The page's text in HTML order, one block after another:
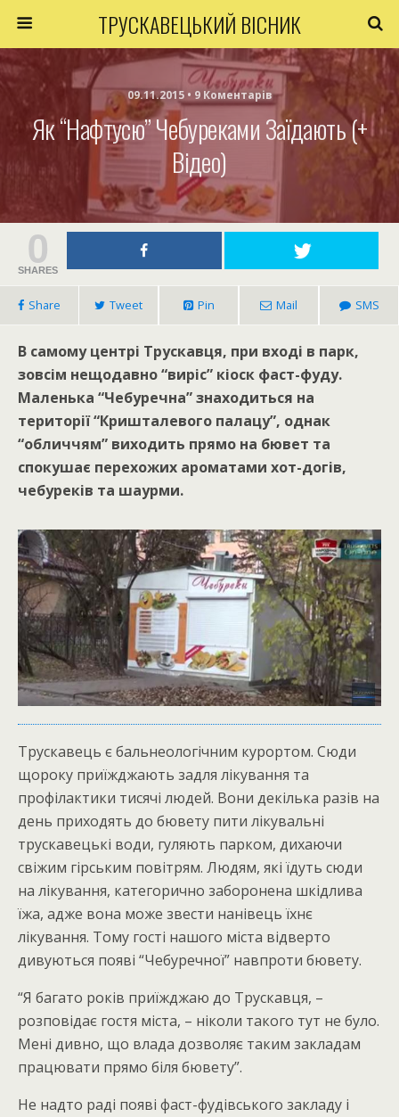
ТРУСКАВЕЦЬКИЙ ВІСНИК
09.11.2015 • 9 Коментарів
Як “Нафтусю” Чебуреками Заїдають (+
Відео)
0
SHARES
Share Tweet Pin Mail SMS
В самому центрі Трускавця, при вході в парк,
зовсім нещодавно “виріс” кіоск фаст-фуду.
Маленька “Чебуречна” знаходиться на
території “Кришталевого палацу”, однак
“обличчям” виходить прямо на бювет та
спокушає перехожих ароматами хот-догів,
чебуреків та шаурми.
Трускавець є бальнеологічним курортом. Сюди
щороку приїжджають задля лікування та
профілактики тисячі людей. Вони декілька разів на
день приходять до бювету пити лікувальні
трускавецькі води, гуляють парком, дихаючи
свіжим гірським повітрям. Людям, які їдуть сюди
на лікування, категорично заборонена шкідлива
їжа, адже вона може звести нанівець їхнє
лікування. Тому гості нашого міста відверто
дивуються появі “Чебуречної” навпроти бювету.
“Я багато років приїжджаю до Трускавця, –
розповідає гостя міста, – ніколи такого тут не було.
Мені дивно, що влада дозволяє таким закладам
працювати прямо біля бювету”.
Не надто раді появі фаст-фудівського закладу і